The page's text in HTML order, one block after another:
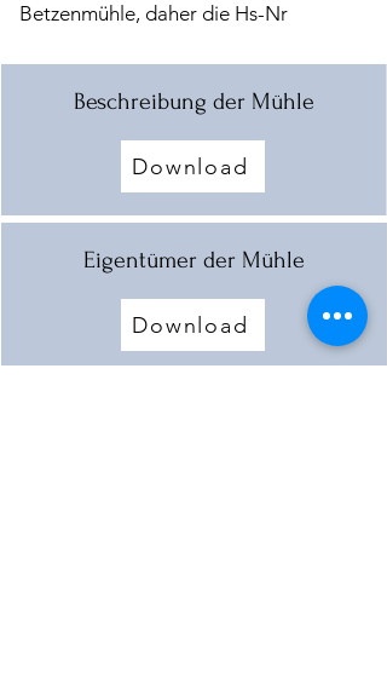
Betzenmühle, daher die Hs-Nr
Beschreibung der Mühle
Download
Eigentümer der Mühle
Download